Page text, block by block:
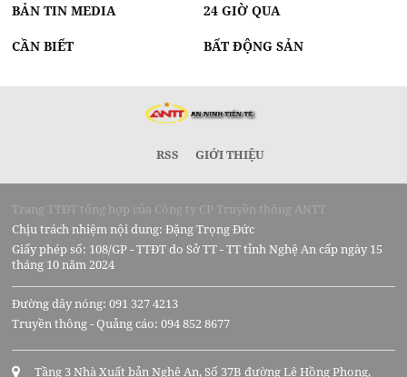
BẢN TIN MEDIA 24 GIỜ QUA
CẦN BIẾT BẤT ĐỘNG SẢN
RSS GIỚI THIỆU
Trang TTĐT tổng hợp của Công ty CP Truyền thông ANTT
Chịu trách nhiệm nội dung: Đặng Trọng Đức
Giấy phép số: 108/GP - TTĐT do Sở TT - TT tỉnh Nghệ An cấp ngày 15
tháng 10 năm 2024
Đường dây nóng: 091 327 4213
Truyền thông - Quảng cáo: 094 852 8677
Tầng 3 Nhà Xuất bản Nghệ An, Số 37B đường Lê Hồng Phong,